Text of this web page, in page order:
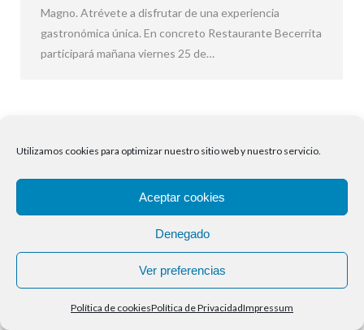
Utilizamos cookies para optimizar nuestro sitio web y nuestro servicio.
Aceptar cookies
Denegado
Ver preferencias
Política de cookiesPolítica de PrivacidadImpressum
Magno. Atrévete a disfrutar de una experiencia
gastronómica única. En concreto Restaurante Becerrita
participará mañana viernes 25 de…